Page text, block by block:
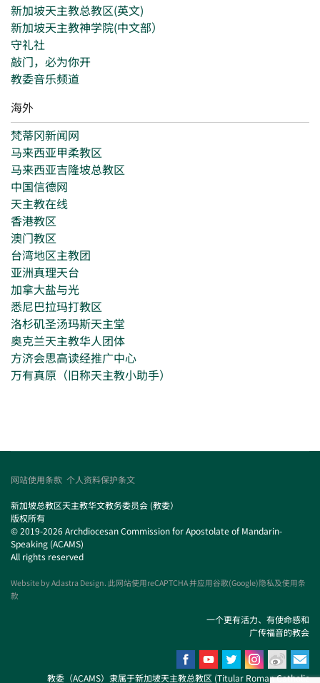
新加坡天主教总教区(英文)
新加坡天主教神学院(中文部）
守礼社
敲门，必为你开
教委音乐频道
海外
梵蒂冈新闻网
马来西亚甲柔教区
马来西亚吉隆坡总教区
中国信德网
天主教在线
香港教区
澳门教区
台湾地区主教团
亚洲真理天台
加拿大盐与光
悉尼巴拉玛打教区
洛杉矶圣汤玛斯天主堂
奥克兰天主教华人团体
方济会思高读经推广中心
万有真原（旧称天主教小助手）
网站使用条款 个人资料保护条文
新加坡总教区天主教华文教务委员会 (教委）
版权所有
© 2019-2026 Archdiocesan Commission for Apostolate of Mandarin-
Speaking (ACAMS)
All rights reserved
Website byAdastra Design. 此网站使用reCAPTCHA 并应用谷歌(Google)隐私及使用条
款
一个更有活力、有使命感和
广传福音的教会
教委（ACAMS）隶属于新加坡天主教总教区 (Titular Roman Catholic